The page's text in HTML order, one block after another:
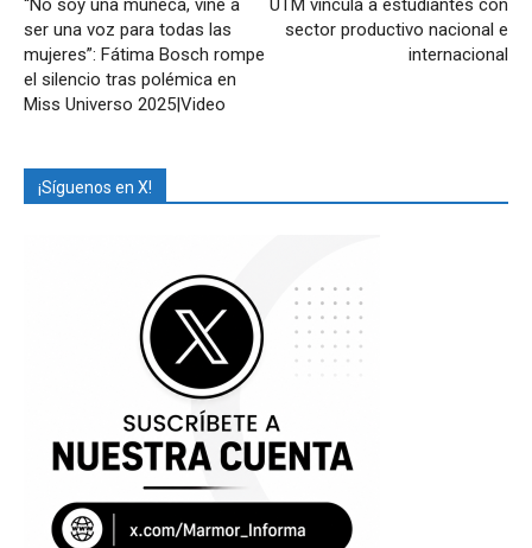
“No soy una muñeca, vine a
ser una voz para todas las
mujeres”: Fátima Bosch rompe
el silencio tras polémica en
Miss Universo 2025|Video
UTM vincula a estudiantes con
sector productivo nacional e
internacional
¡Síguenos en X!